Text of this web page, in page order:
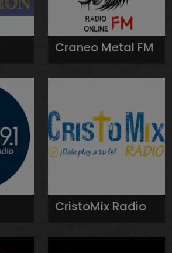
Craneo Metal FM
CristoMix Radio